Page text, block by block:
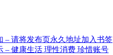
– 请将发布页永久地址加入书签
– 健康生活 理性消费 珍惜账号